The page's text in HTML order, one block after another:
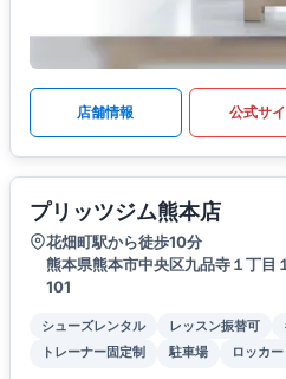
店舗情報 公式サ
プリッツジム熊本店
花畑町駅から徒歩10分
熊本県熊本市中央区九品寺１丁目
101
シューズレンタル レッスン振替可
トレーナー固定制
駐車場 ロッカー